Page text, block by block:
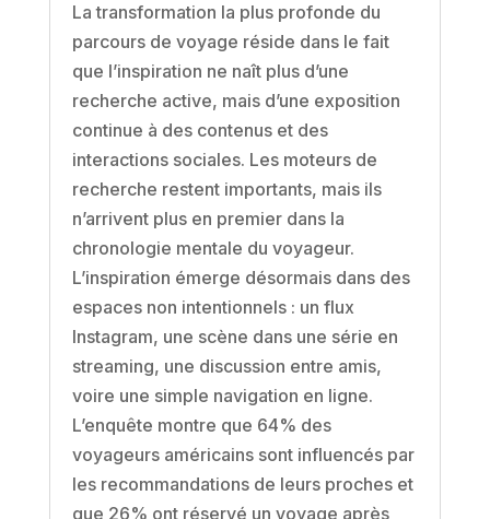
La transformation la plus profonde du
parcours de voyage réside dans le fait
que l’inspiration ne naît plus d’une
recherche active, mais d’une exposition
continue à des contenus et des
interactions sociales. Les moteurs de
recherche restent importants, mais ils
n’arrivent plus en premier dans la
chronologie mentale du voyageur.
L’inspiration émerge désormais dans des
espaces non intentionnels : un flux
Instagram, une scène dans une série en
streaming, une discussion entre amis,
voire une simple navigation en ligne.
L’enquête montre que 64% des
voyageurs américains sont influencés par
les recommandations de leurs proches et
que 26% ont réservé un voyage après